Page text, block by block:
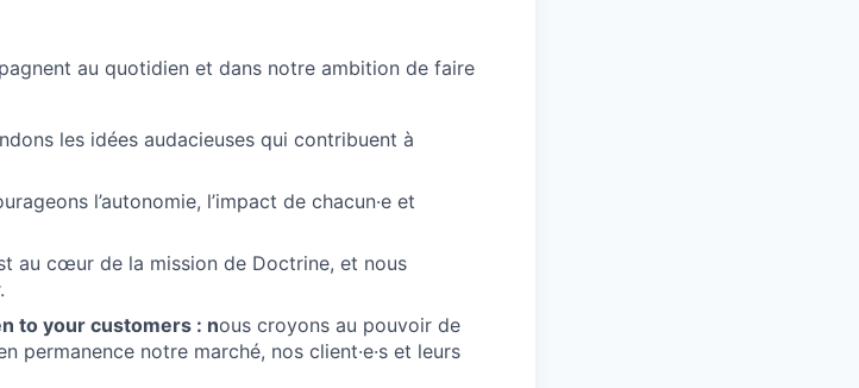
au quotidien et dans notre ambition de faire
les idées audacieuses qui contribuent à
l’autonomie, l’impact de chacun·e et
au cœur de la mission de Doctrine, et nous
to your customers : nous croyons au pouvoir de
permanence notre marché, nos client·e·s et leurs